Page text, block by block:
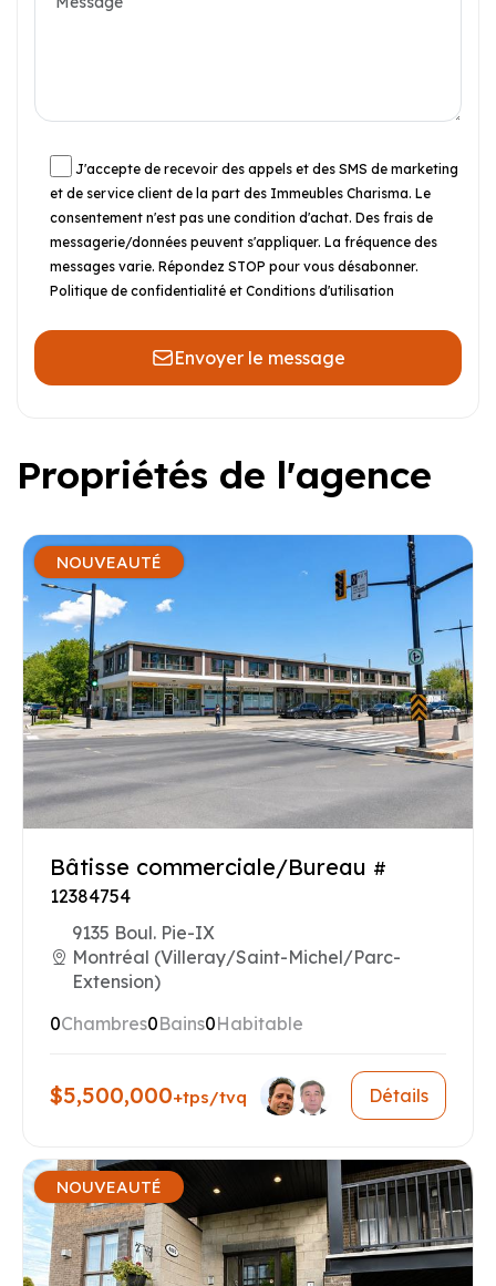
J'accepte de recevoir des appels et des SMS de marketing
et de service client de la part des Immeubles Charisma. Le
consentement n'est pas une condition d'achat. Des frais de
messagerie/données peuvent s'appliquer. La fréquence des
messages varie. Répondez STOP pour vous désabonner.
Politique de confidentialité et Conditions d'utilisation
Envoyer le message
Propriétés de l'agence
NOUVEAUTÉ
Bâtisse commerciale/Bureau #
12384754
9135 Boul. Pie-IX
Montréal (Villeray/Saint-Michel/Parc-
Extension)
0Chambres0Bains0Habitable
$5,500,000+tps/tvq Détails
NOUVEAUTÉ